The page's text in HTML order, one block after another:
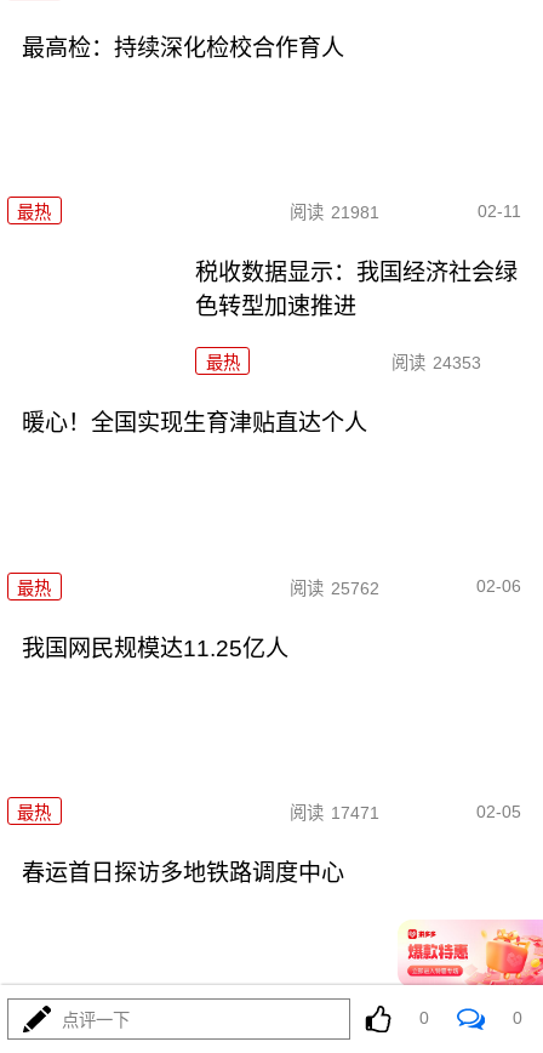
最高检：持续深化检校合作育人
最热 阅读 21981 02-11
税收数据显示：我国经济社会绿
色转型加速推进
最热 阅读 24353
暖心！全国实现生育津贴直达个人
最热 阅读 25762 02-06
我国网民规模达11.25亿人
最热 阅读 17471 02-05
春运首日探访多地铁路调度中心
最热 阅读 30273 02-03
点评一下 0 0